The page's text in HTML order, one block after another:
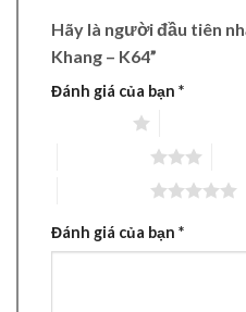
Hãy là người đầu tiên
Khang – K64”
Đánh giá của bạn *
Đánh giá của bạn *